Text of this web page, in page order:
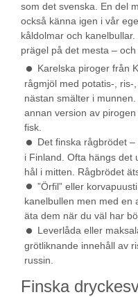
som det svenska. En del
också känna igen i vår
kåldolmar och
prägel på det mesta –
Karelska piroger från
rågmjöl med potatis-, ris-
nästan smälter i
annan version av pirogen
fisk.
Det finska rågbrödet
i Finland. Ofta hängs det
hål i mitten. Rågbrödet
”Örfil” eller
kanelbullen men med en
äta dem när du väl har
Leverlåda eller
grötliknande innehåll av
russin.
Finska